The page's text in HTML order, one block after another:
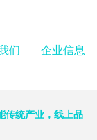
们 企业信息
传统产业，线上品